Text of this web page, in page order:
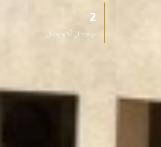
2
برنامجان أكاديميان